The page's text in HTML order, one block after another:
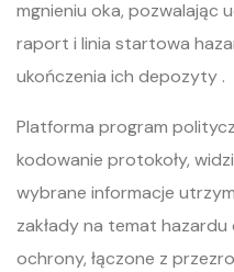
mgnieniu oka, pozwalając
raport i linia startowa
ukończenia ich depozyty .
Platforma program
kodowanie protokoły,
wybrane informacje
zakłady na temat hazardu
ochrony, łączone z